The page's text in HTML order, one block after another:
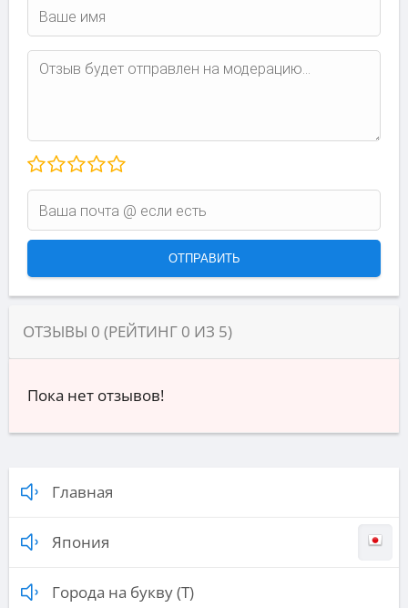
ОТЗЫВЫ 0 (РЕЙТИНГ 0 ИЗ 5)
Пока нет отзывов!
Главная
Япония
Города на букву (Т)